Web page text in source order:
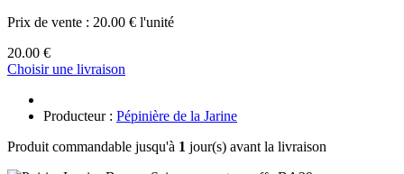
Prix de vente : 20.00 € l'unité
20.00 €
Choisir une livraison
Producteur : Pépinière de la Jarine
Produit commandable jusqu'à 1 jour(s) avant la livraison